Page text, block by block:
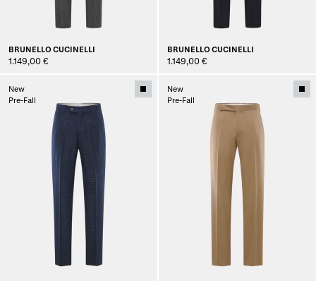
BRUNELLO CUCINELLI
1.149,00 €
BRUNELLO CUCINELLI
1.149,00 €
New
Pre-Fall
New
Pre-Fall